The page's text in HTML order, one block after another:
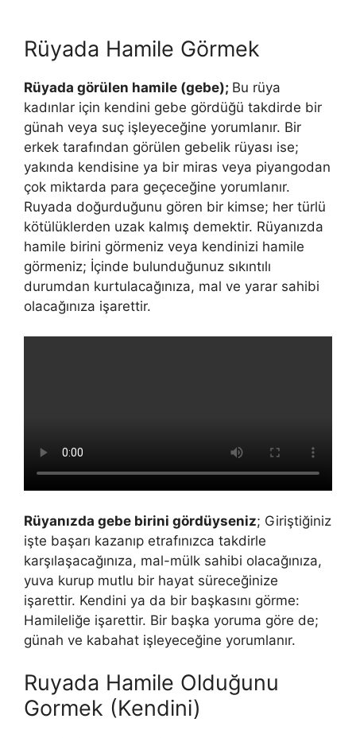
Rüyada Hamile Görmek
Rüyada görülen hamile (gebe); Bu rüya
kadınlar için kendini gebe gördüğü takdirde bir
günah veya suç işleyeceğine yorumlanır. Bir
erkek tarafından görülen gebelik rüyası ise;
yakında kendisine ya bir miras veya piyangodan
çok miktarda para geçeceğine yorumlanır.
Ruyada doğurduğunu gören bir kimse; her türlü
kötülüklerden uzak kalmış demektir. Rüyanızda
hamile birini görmeniz veya kendinizi hamile
görmeniz; İçinde bulunduğunuz sıkıntılı
durumdan kurtulacağınıza, mal ve yarar sahibi
olacağınıza işarettir.
Rüyanızda gebe birini gördüyseniz; Giriştiğiniz
işte başarı kazanıp etrafınızca takdirle
karşılaşacağınıza, mal-mülk sahibi olacağınıza,
yuva kurup mutlu bir hayat süreceğinize
işarettir. Kendini ya da bir başkasını görme:
Hamileliğe işarettir. Bir baş­ka yoruma göre de;
günah ve kabahat işleyeceğine yorumlanır.
Ruyada Hamile Olduğunu
Gormek (Kendini)